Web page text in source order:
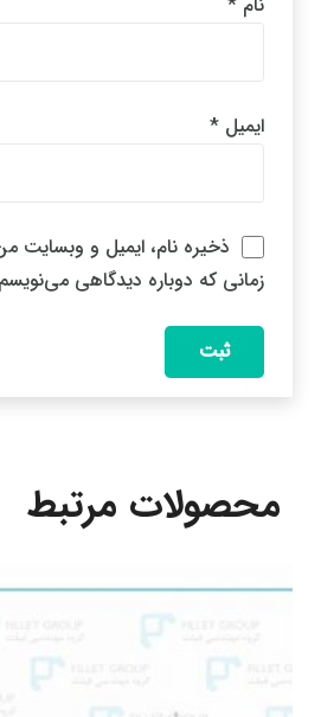
ایمیل *
ذخیره نام، ایمیل و وبسایت
زمانی که دوباره دیدگاهی
محصولات مرتبط